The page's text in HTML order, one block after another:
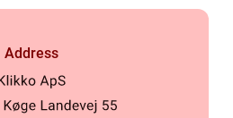
Address